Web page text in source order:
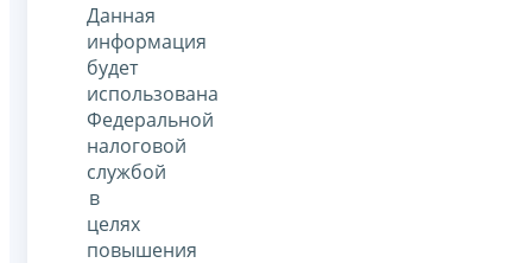
Данная
информация
будет
использована
Федеральной
налоговой
службой
в
целях
повышения